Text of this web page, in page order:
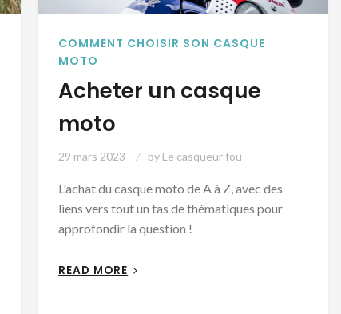
COMMENT CHOISIR SON CASQUE
MOTO
Acheter un casque
moto
29 mars 2023 by Le casqueur fou
L'achat du casque moto de A à Z, avec des
liens vers tout un tas de thématiques pour
approfondir la question !
READ MORE